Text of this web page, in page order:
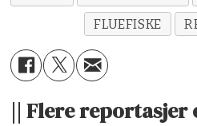
FLUEFISKE
|| Flere reportasjer